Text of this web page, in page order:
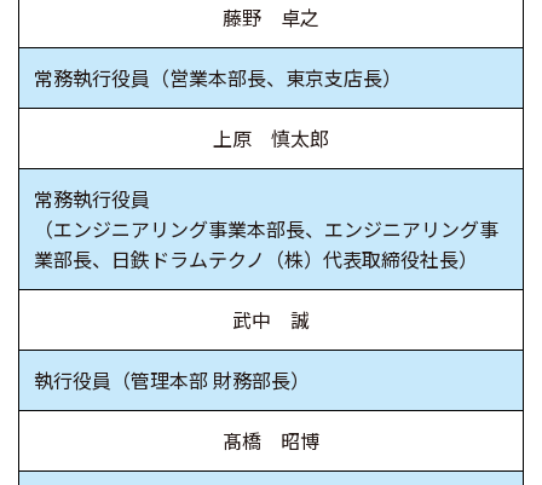
藤野 卓之
常務執行役員 （営業本部長、東京支店長）
上原 慎太郎
常務執行役員
（エンジニアリング事業本部長、エンジニアリング事
業部長、 日鉄ドラムテクノ（株）代表取締役社長）
武中 誠
執行役員 （管理本部 財務部長）
髙橋 昭博